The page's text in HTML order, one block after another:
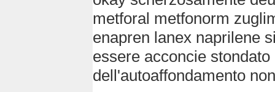
metforal metfonorm
enapren lanex naprilene
essere acconcie
dell'autoaffondamento